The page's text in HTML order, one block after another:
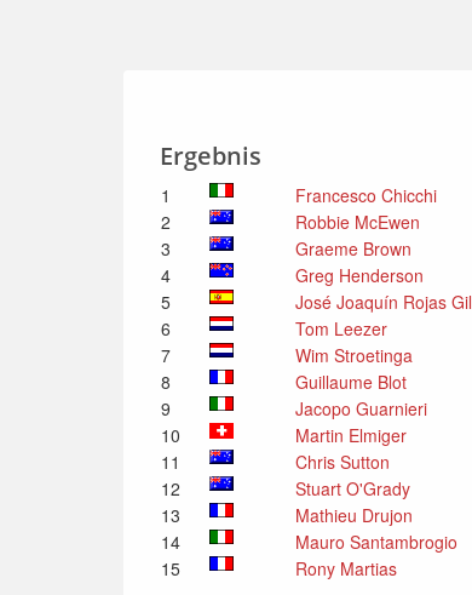
Ergebnis
1 Francesco Chicchi
2
Robbie McEwen
3
Graeme Brown
4
Greg Henderson
5
José Joaquín Rojas Gil
6
Tom Leezer
7
Wim Stroetinga
8
Guillaume Blot
9
Jacopo Guarnieri
10
Martin Elmiger
11
Chris Sutton
12
Stuart O'Grady
13
Mathieu Drujon
14
Mauro Santambrogio
15
Rony Martias